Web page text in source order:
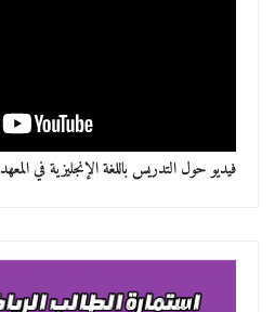
فيديو حول التدريس باللغة الإنجليزية في المعهد